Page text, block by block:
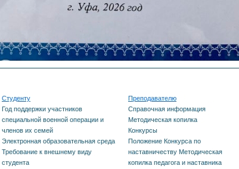
Целевое
на образование с
специалистов
обучения на бесплатное
Дорожная безопасность
Олимпиады и конкурсы
Студенту
Год поддержки участников
специальной военной операции и
членов их семей
Электронная образовательная среда
Требование к внешнему виду
студента
Преподавателю
Справочная информация
Методическая копилка
Конкурсы
Положение Конкурса по
наставничеству Методическая
копилка педагога и наставника